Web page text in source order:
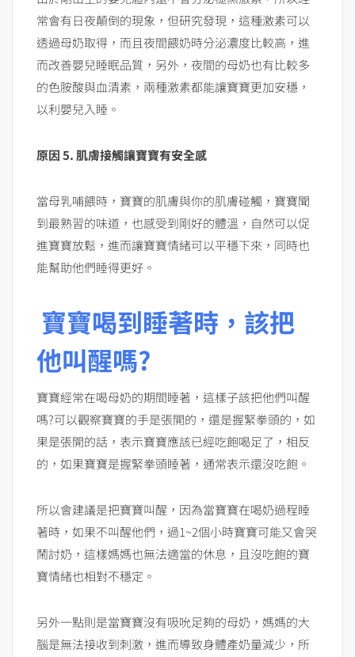
常會有日夜顛倒的現象，但研究發現，這種激素可以
透過母奶取得，而且夜間餵奶時分泌濃度比較高，進
而改善嬰兒睡眠品質，另外，夜間的母奶也有比較多
的色胺酸與血清素，兩種激素都能讓寶寶更加安穩，
以利嬰兒入睡。
原因5. 肌膚接觸讓寶寶有安全感
當母乳哺餵時，寶寶的肌膚與你的肌膚碰觸，寶寶聞
到最熟習的味道，也感受到剛好的體溫，自然可以促
進寶寶放鬆，進而讓寶寶情緒可以平穩下來，同時也
能幫助他們睡得更好。
寶寶喝到睡著時，該把
他叫醒嗎?
寶寶經常在喝母奶的期間睡著，這樣子該把他們叫醒
嗎?可以觀察寶寶的手是張開的，還是握緊拳頭的，如
果是張開的話，表示寶寶應該已經吃飽喝足了，相反
的，如果寶寶是握緊拳頭睡著，通常表示還沒吃飽。
所以會建議是把寶寶叫醒，因為當寶寶在喝奶過程睡
著時，如果不叫醒他們，過1~2個小時寶寶可能又會哭
鬧討奶，這樣媽媽也無法適當的休息，且沒吃飽的寶
寶情緒也相對不穩定。
另外一點則是當寶寶沒有吸吮足夠的母奶，媽媽的大
腦是無法接收到刺激，進而導致身體產奶量減少，所